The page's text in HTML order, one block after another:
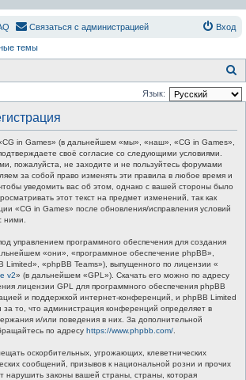
Связаться с администрацией Вход
темы
о
Язык:
in Games» (в дальнейшем «мы», «наш», «CG in Games»,
своё согласие со следующими условиями.
пожалуйста, не заходите и не пользуйтесь форумами
за собой право изменять эти правила в любое время и
уведомить вас об этом, однако с вашей стороны было
этот текст на предмет изменений, так как
«CG in Games» после обновления/исправления условий
ними.
управлением программного обеспечения для создания
«они», «программное обеспечение phpBB»,
Limited», «phpBB Teams»), выпущенного по лицензии «
v2» (в дальнейшем «GPL»). Скачать его можно по адресу
лицензии GPL для программного обеспечения phpBB
и поддержкой интернет-конференций, и phpBB Limited
за то, что администрация конференций определяет в
и/или поведения в них. За дополнительной
по адресу https://www.phpbb.com/
оскорбительных, угрожающих, клеветнических
сообщений, призывов к национальной розни и прочих
нарушить законы вашей страны, страны, которая